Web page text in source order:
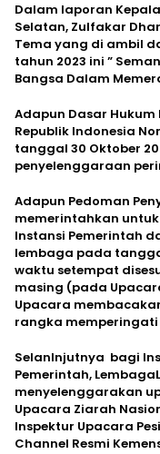
Dalam laporan
Selatan, Zulfakar
Tema yang di ambil
tahun 2023 ini ”
Bangsa Dalam
Adapun Dasar
Republik Indonesia
tanggal 30 Oktober
penyelenggaraan
Adapun Pedoman
memerintahkan
Instansi Pemerintah
lembaga pada
waktu setempat
masing (pada
Upacara
rangka memperingati
Selanlnjutnya bagi
Pemerintah,
menyelenggarakan
Upacara Ziarah
Inspektur Upacara
Channel Resmi